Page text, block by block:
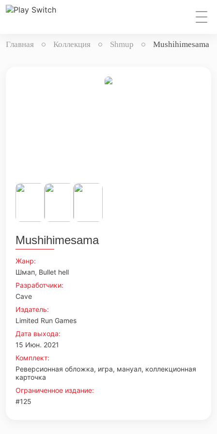
Главная Коллекция Shmup Mushihimesama
Mushihimesama
Жанр:
Шмап, Bullet hell
Разработчики:
Cave
Издатель:
Limited Run Games
Дата выхода:
15 Июн. 2021
Комплект:
Реверсионная обложка, игра, мануал, коллекционная
карточка
Ограниченное издание:
#125